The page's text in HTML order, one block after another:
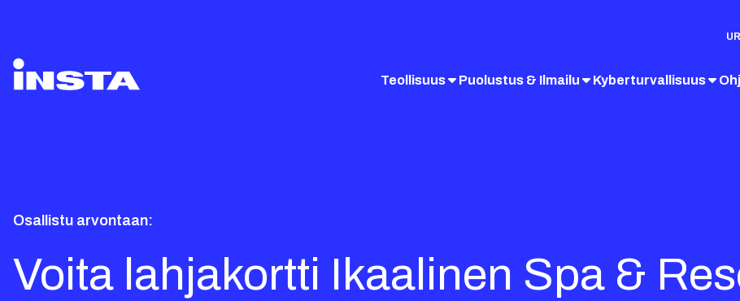
Teollisuus Puolustus & Ilmailu Kyberturvallisuus
Osallistu arvontaan:
Voita lahjakortti Ikaalinen Spa &